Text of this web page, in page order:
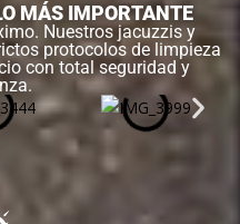
MÁS IMPORTANTE
Nuestros jacuzzis y
protocolos de limpieza
con total seguridad y